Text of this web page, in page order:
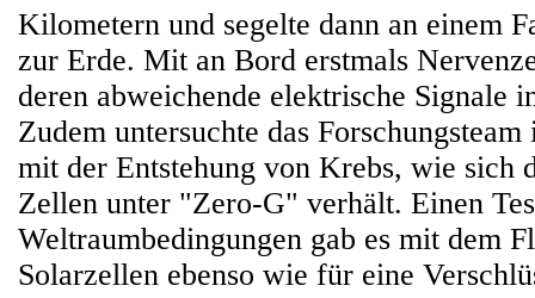
Kilometern und segelte dann an einem
zur Erde. Mit an Bord erstmals
deren abweichende elektrische Signale
Zudem untersuchte das
mit der Entstehung von Krebs, wie sich
Zellen unter "Zero-G" verhält. Einen
Weltraumbedingungen gab es mit dem
Solarzellen ebenso wie für eine